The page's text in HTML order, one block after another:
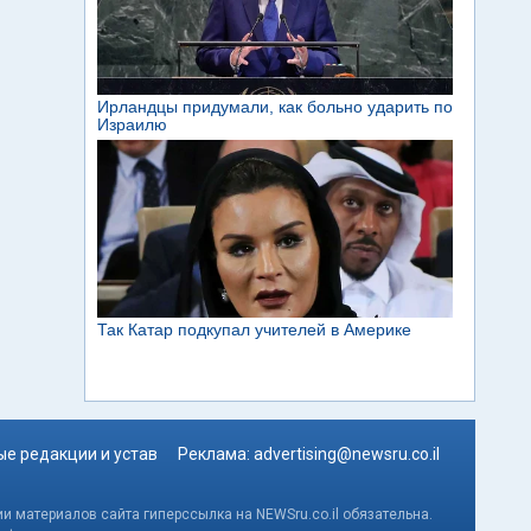
редакции и устав Реклама: advertising@newsru.co.il
сайта гиперссылка на NEWSru.co.il обязательна.